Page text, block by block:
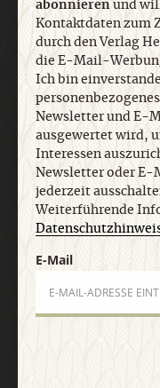
Ich bin
Newsletter und
ausgewertet wird,
Interessen
Newsletter oder
jederzeit
E-Mail
abonnierenund
Kontaktdaten zum
durch den Verlag
die E-Mail-
Ich bin
Newsletter und E-
ausgewertet wird,
Interessen
Newsletter oder E-
jederzeit
Weiterführende
E-Mail